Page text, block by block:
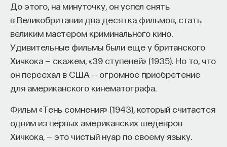
До этого, на минуточку, он успел снять
в Великобритании два десятка фильмов, стать
великим мастером криминального кино.
Удивительные фильмы были еще у британского
Хичкока — скажем, «39 ступеней» (1935). Но то, что
он переехал в США — огромное приобретение
для американского кинематографа.
Фильм «Тень сомнения» (1943), который считается
одним из первых американских шедевров
Хичкока, — это чистый нуар по своему языку.
ТЕХНОЛОГИИ
БИОТЕХНОЛОГИИ
ПРОГРАММНАЯ ИНЖЕНЕРИЯ ТОЧНЫЕ НАУКИ
1. Зов к странствиям (по Юнгу — начало
индивидуации): герой получает знаки начала пути.
Является образ проводника, предвестника
перехода в неизведанный мир, куда герою
предстоит попасть, что требует отказа
от детской жизни, от инфантильного я. 2.
Отвержение зова: герой не готов расстаться
с детским
и замыкается в паттернах
маски). Но игнорировать зов невозможно,